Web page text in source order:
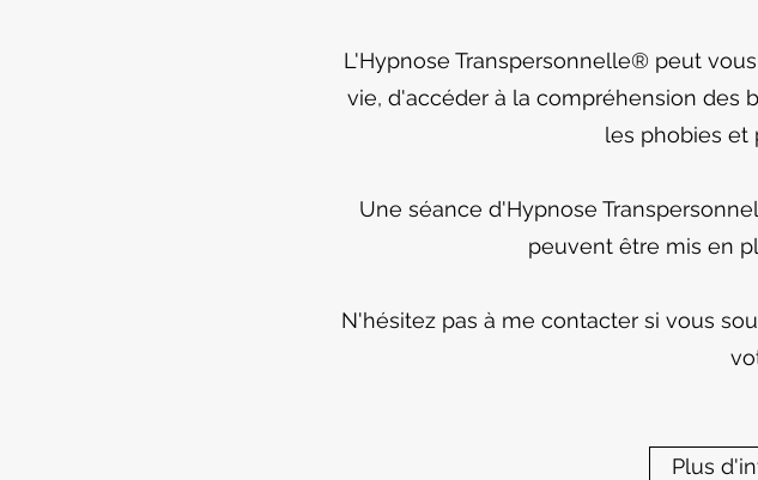
L'Hypnose Transpersonnelle® peut
vie, d'accéder à la compréhension des
les phobies et
Une séance d'Hypnose
peuvent être mis en
N'hésitez pas à me contacter si vous
Plus